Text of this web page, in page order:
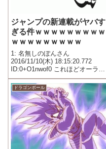
ジャンプの新連載がヤバす
ぎる件ｗｗｗｗｗｗｗｗｗ
ｗｗｗｗｗｗｗｗｗ
1: 名無しのぽんさん
2016/11/10(木) 18:15:20.772
ID:0+O1nwof0 これほどオーラの
ない予告絵も珍しい
ドラゴンボール